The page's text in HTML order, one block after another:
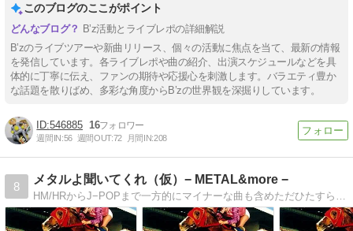
このブログのここがポイント
B’z活動とライブレポの詳細解説
B’zのライブツアーや新曲リリース、個々の活動に焦点を当て、最新の情報
を発信しています。各ライブレポや曲の紹介、出演スケジュールなどを具
体的に丁寧に伝え、ファンの期待や応援心を刺激します。バラエティ豊か
な話題を散りばめ、多彩な角度からB’zの世界観を深掘りしています。
546885 16
週間IN:56 週間OUT:72 月間IN:208
8
メタルよ聞いてくれ（仮）− METAL&more −
HM/HRからJ−POPまで一方的にマイナーな曲も含めただひたすら好きな曲をシェアするブログかつ私的フェイバリットソングの置き場。Metal will never die !